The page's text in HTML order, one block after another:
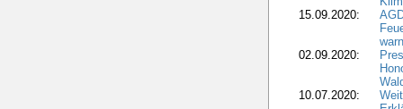
15.09.2020:
02.09.2020:
10.07.2020: